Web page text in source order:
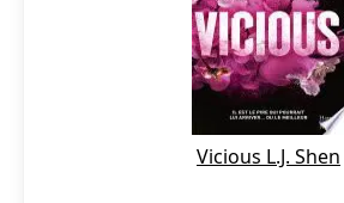
Vicious L.J. Shen